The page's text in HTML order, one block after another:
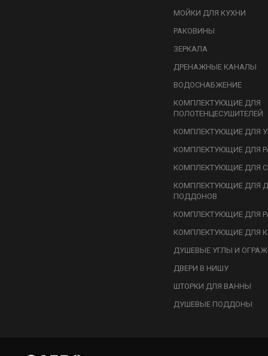
МОЙКИ ДЛЯ КУХНИ
РАКОВИНЫ
ЗЕРКАЛА
ДРЕНАЖНЫЕ КАНАЛЫ
ВОДОСНАБЖЕНИЕ
КОМПЛЕКТУЮЩИЕ ДЛЯ
ПОЛОТЕНЦЕСУШИТЕЛЕЙ
КОМПЛЕКТУЮЩИЕ ДЛЯ
КОМПЛЕКТУЮЩИЕ ДЛЯ
КОМПЛЕКТУЮЩИЕ ДЛЯ
КОМПЛЕКТУЮЩИЕ ДЛЯ
ПОДДОНОВ
КОМПЛЕКТУЮЩИЕ ДЛЯ
КОМПЛЕКТУЮЩИЕ ДЛЯ
ДУШЕВЫЕ УГЛЫ И
ДВЕРИ В НИШУ
ШТОРКИ ДЛЯ ВАННЫ
ДУШЕВЫЕ ПОДДОНЫ